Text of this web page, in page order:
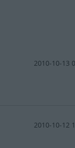
2010-10-13
2010-10-12